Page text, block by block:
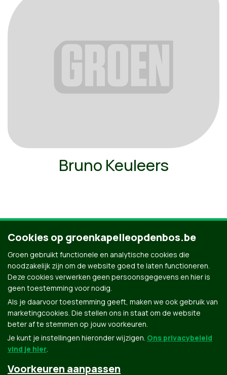
Bruno Keuleers
Ontdek al onze kandidaten
Cookies op groenkapelleopdenbos.be
Groen gebruikt functionele en analytische cookies die
noodzakelijk zijn om de website goed te laten functioneren.
Deze cookies verwerken geen persoonsgegevens en hier is
geen toestemming voor nodig.
Als je daarvoor toestemming geeft, maken we ook gebruik van
marketingcookies. Die stellen ons in staat om de website
beter af te stemmen op jouw voorkeuren.
Je kunt je instellingen hieronder wijzigen. Ons privacybeleid
vind je hier.
Voorkeuren aanpassen